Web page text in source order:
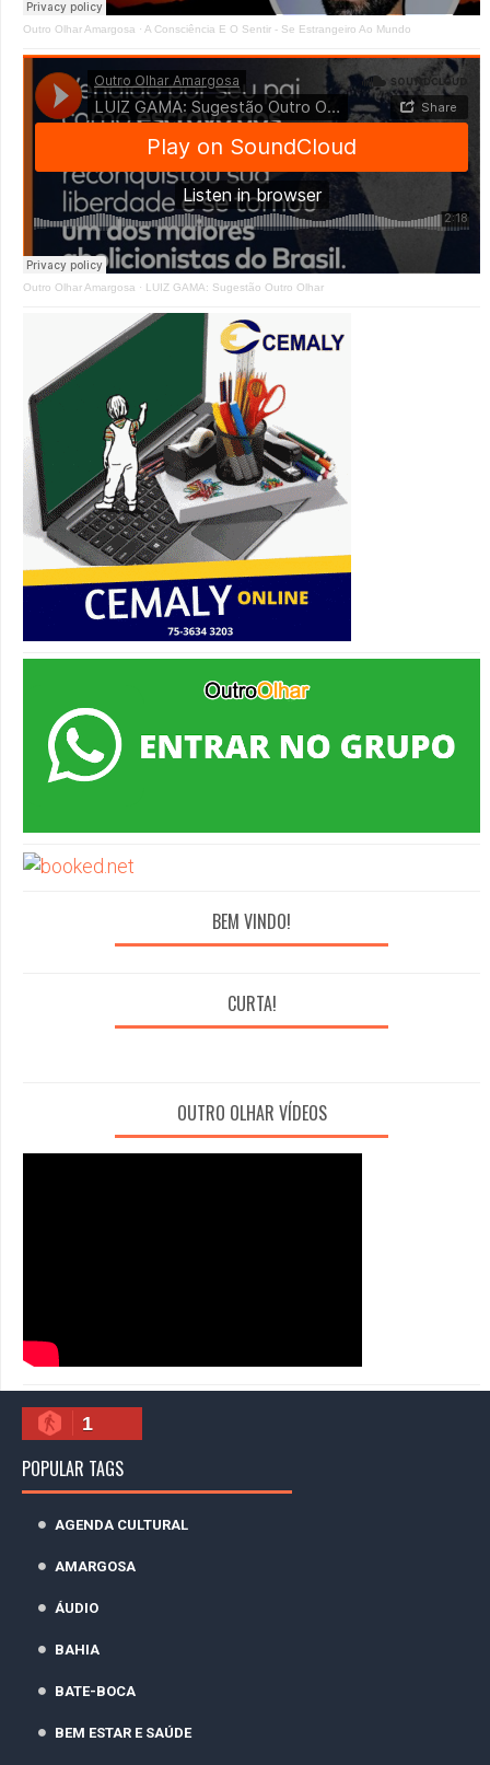
Outro Olhar Amargosa · A Consciência E O Sentir - Se Estrangeiro Ao Mundo
Outro Olhar Amargosa · LUIZ GAMA: Sugestão Outro Olhar
BEM VINDO!
CURTA!
OUTRO OLHAR VÍDEOS
1
POPULAR TAGS
AGENDA CULTURAL
AMARGOSA
ÁUDIO
BAHIA
BATE-BOCA
BEM ESTAR E SAÚDE